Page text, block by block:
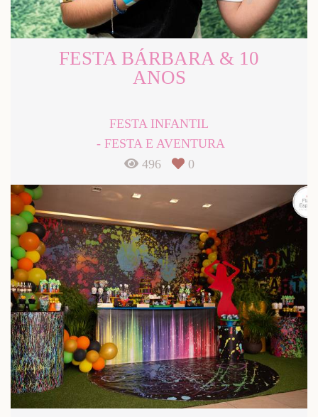
FESTA BÁRBARA & 10
ANOS
FESTA INFANTIL
FESTA E AVENTURA
496
0